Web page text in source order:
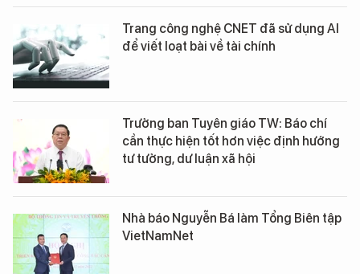
Trang công nghệ CNET đã sử dụng AI
để viết loạt bài về tài chính
Trưởng ban Tuyên giáo TW: Báo chí
cần thực hiện tốt hơn việc định hướng
tư tưởng, dư luận xã hội
Nhà báo Nguyễn Bá làm Tổng Biên tập
VietNamNet